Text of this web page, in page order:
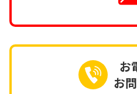
お
お